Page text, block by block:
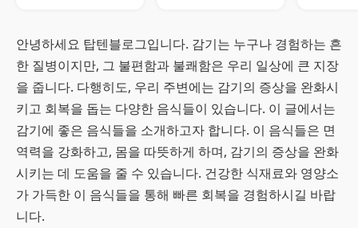
안녕하세요 탑텐블로그입니다. 감기는 누구나 경험하는 흔
한 질병이지만, 그 불편함과 불쾌함은 우리 일상에 큰 지장
을 줍니다. 다행히도, 우리 주변에는 감기의 증상을 완화시
키고 회복을 돕는 다양한 음식들이 있습니다. 이 글에서는
감기에 좋은 음식들을 소개하고자 합니다. 이 음식들은 면
역력을 강화하고, 몸을 따뜻하게 하며, 감기의 증상을 완화
시키는 데 도움을 줄 수 있습니다. 건강한 식재료와 영양소
가 가득한 이 음식들을 통해 빠른 회복을 경험하시길 바랍
니다.